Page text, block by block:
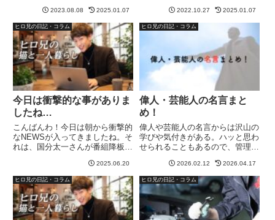
れば、愛知県にも上陸する可能性
はある？？ 電車や公共交通機関
への影響も考えられそう！！とい
うことで、個人的には、お盆明
け...
2023.08.08 2025.01.07
セルフエステサロン▼業務用のス
マホに、女性から電話がかかって
きて、お客さん的な話し方をして
来たので、エステサロンに興味を
持...
2022.10.27 2025.01.07
ヒロ兄の日記・コラム
今日は衝撃的な事がありま
したね…
こんばんわ！今日は朝から衝撃的
なNEWSが入ってきましたね。そ
れは、国分太一さんが番組降板
NEWS。これは流石に、何があっ
た！？と僕もなりました。記者会
見も開かれるということで、結構
大事なのかなぁと思っていまし...
2025.06.20
ヒロ兄の日記・コラム
偉人・芸能人の名言まと
め！
偉人や芸能人の名言からは沢山の
学びや気付きがある。ハッと思わ
せられることもあるので、管理人
す。偉人や芸能人の名言だけでな
く、エピソードなども過去に書い
ているので、まとめ記事として投
稿。本田宗一郎の名言・エピソ
ー...
2026.02.12 2026.04.17
ヒロ兄の日記・コラム ヒロ兄の日記・コラム